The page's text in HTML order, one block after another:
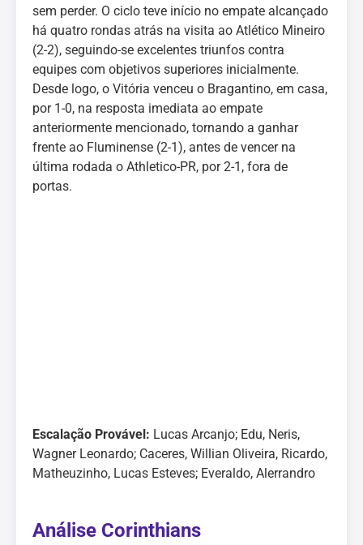
sem perder. O ciclo teve início no empate alcançado
há quatro rondas atrás na visita ao Atlético Mineiro
(2-2), seguindo-se excelentes triunfos contra
equipes com objetivos superiores inicialmente.
Desde logo, o Vitória venceu o Bragantino, em casa,
por 1-0, na resposta imediata ao empate
anteriormente mencionado, tornando a ganhar
frente ao Fluminense (2-1), antes de vencer na
última rodada o Athletico-PR, por 2-1, fora de
portas.
Escalação Provável: Lucas Arcanjo; Edu, Neris,
Wagner Leonardo; Caceres, Willian Oliveira, Ricardo,
Matheuzinho, Lucas Esteves; Everaldo, Alerrandro
Análise Corinthians